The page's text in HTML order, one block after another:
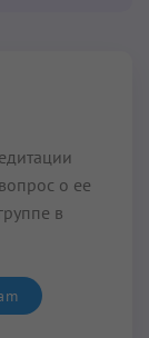
о ее
в